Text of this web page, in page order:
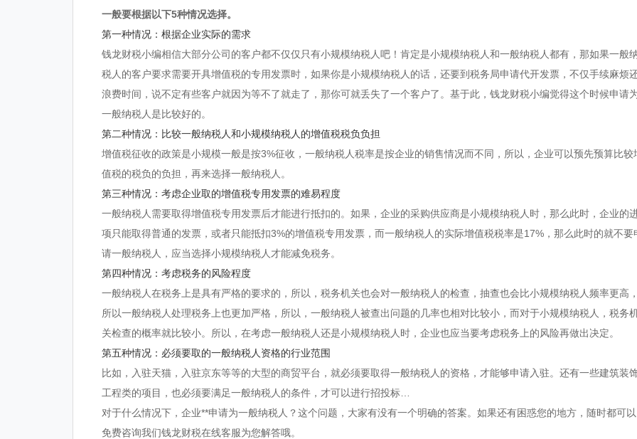
一般要根据以下5种情况选择。
第一种情况：根据企业实际的需求
钱龙财税小编相信大部分公司的客户都不仅仅只有小规模纳税人吧！肯定是小规模纳税人和一般纳税人都有，那如果一般
税人的客户要求需要开具增值税的专用发票时，如果你是小规模纳税人的话，还要到税务局申请代开发票，不仅手续麻烦
浪费时间，说不定有些客户就因为等不了就走了，那你可就丢失了一个客户了。基于此，钱龙财税小编觉得这个时候申请
一般纳税人是比较好的。
第二种情况：比较一般纳税人和小规模纳税人的增值税税负负担
增值税征收的政策是小规模一般是按3%征收，一般纳税人税率是按企业的销售情况而不同，所以，企业可以预先预算比较
值税的税负的负担，再来选择一般纳税人。
第三种情况：考虑企业取的增值税专用发票的难易程度
一般纳税人需要取得增值税专用发票后才能进行抵扣的。如果，企业的采购供应商是小规模纳税人时，那么此时，企业的
项只能取得普通的发票，或者只能抵扣3%的增值税专用发票，而一般纳税人的实际增值税税率是17%，那么此时的就不要
请一般纳税人，应当选择小规模纳税人才能减免税务。
第四种情况：考虑税务的风险程度
一般纳税人在税务上是具有严格的要求的，所以，税务机关也会对一般纳税人的检查，抽查也会比小规模纳税人频率更高，
所以一般纳税人处理税务上也更加严格，所以，一般纳税人被查出问题的几率也相对比较小，而对于小规模纳税人，税务
关检查的概率就比较小。所以，在考虑一般纳税人还是小规模纳税人时，企业也应当要考虑税务上的风险再做出决定。
第五种情况：必须要取的一般纳税人资格的行业范围
比如，入驻天猫，入驻京东等等的大型的商贸平台，就必须要取得一般纳税人的资格，才能够申请入驻。还有一些建筑装
工程类的项目，也必须要满足一般纳税人的条件，才可以进行招投标…
对于什么情况下，企业**申请为一般纳税人？这个问题，大家有没有一个明确的答案。如果还有困惑您的地方，随时都可以
免费咨询我们钱龙财税在线客服为您解答哦。